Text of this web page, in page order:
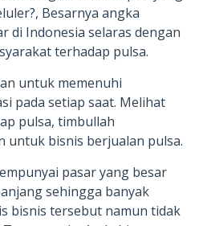
Besarnya angka
di Indonesia selaras dengan
terhadap pulsa.
untuk memenuhi
pada setiap saat. Melihat
pulsa, timbullah
untuk bisnis berjualan pulsa.
pasar yang besar
sehingga banyak
bisnis tersebut namun tidak